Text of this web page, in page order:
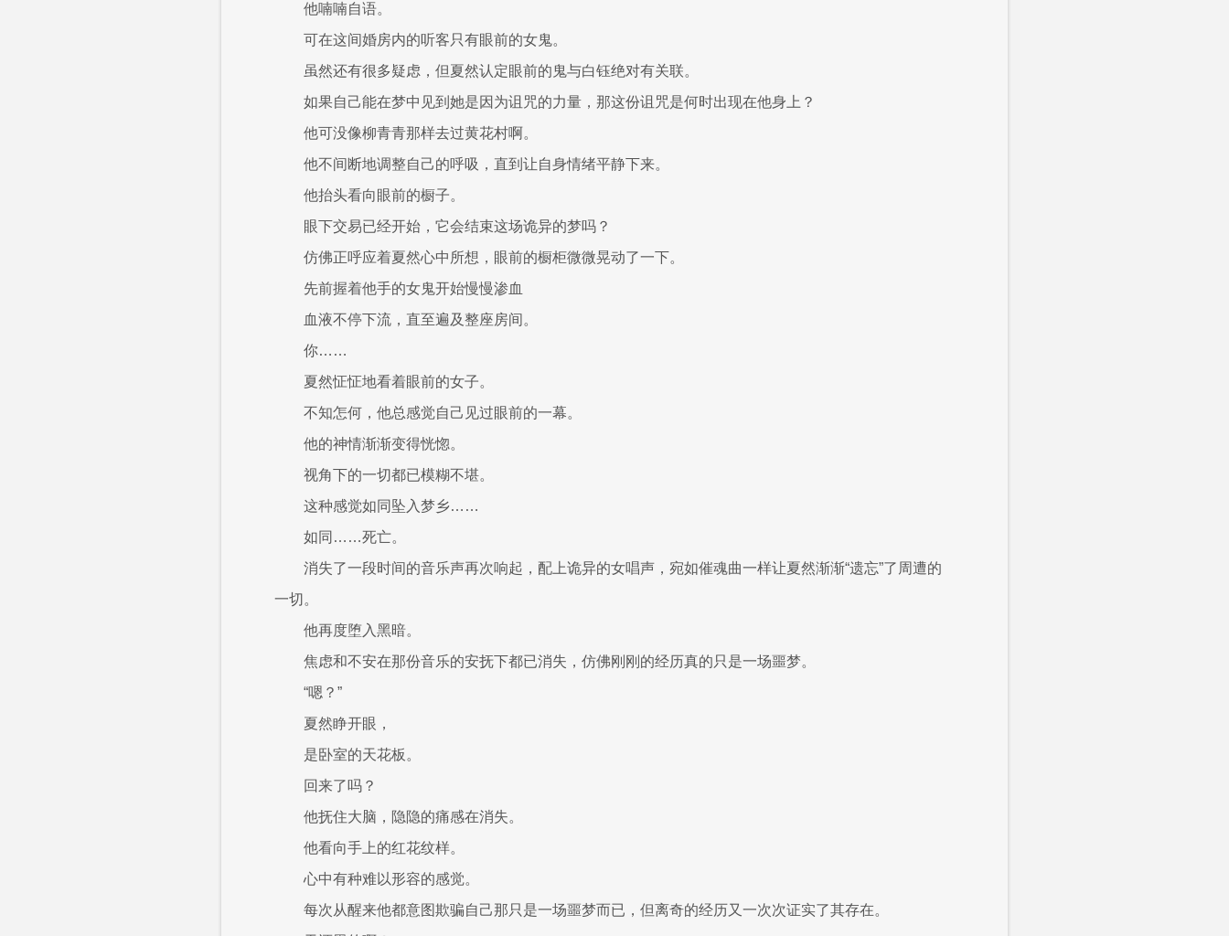
他喃喃自语。
可在这间婚房内的听客只有眼前的女鬼。
虽然还有很多疑虑，但夏然认定眼前的鬼与白钰绝对有关联。
如果自己能在梦中见到她是因为诅咒的力量，那这份诅咒是何时出现在他身上？
他可没像柳青青那样去过黄花村啊。
他不间断地调整自己的呼吸，直到让自身情绪平静下来。
他抬头看向眼前的橱子。
眼下交易已经开始，它会结束这场诡异的梦吗？
仿佛正呼应着夏然心中所想，眼前的橱柜微微晃动了一下。
先前握着他手的女鬼开始慢慢渗血
血液不停下流，直至遍及整座房间。
你……
夏然怔怔地看着眼前的女子。
不知怎何，他总感觉自己见过眼前的一幕。
他的神情渐渐变得恍惚。
视角下的一切都已模糊不堪。
这种感觉如同坠入梦乡……
如同……死亡。
消失了一段时间的音乐声再次响起，配上诡异的女唱声，宛如催魂曲一样让夏然渐渐“遗忘”了周遭的
一切。
他再度堕入黑暗。
焦虑和不安在那份音乐的安抚下都已消失，仿佛刚刚的经历真的只是一场噩梦。
“嗯？”
夏然睁开眼，
是卧室的天花板。
回来了吗？
他抚住大脑，隐隐的痛感在消失。
他看向手上的红花纹样。
心中有种难以形容的感觉。
每次从醒来他都意图欺骗自己那只是一场噩梦而已，但离奇的经历又一次次证实了其存在。